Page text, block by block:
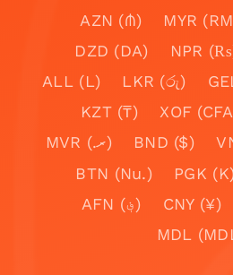
AZN (₼)
MYR
DZD (DA)
NPR
ALL (L)
LKR (රු)
KZT (₸)
XOF
MVR (.ރ)
BND ($)
BTN (Nu.)
PGK
AFN (؋)
CNY (¥)
MDL